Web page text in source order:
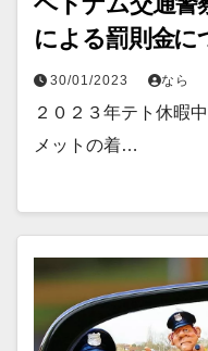
による罰則金に
30/01/2023 なら
２０２３年テト休暇
メットの着…